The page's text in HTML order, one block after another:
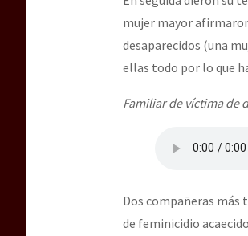
mujer mayor
desaparecidos (una
ellas todo por lo que
Familiar de víctima de
Dos compañeras
de feminicidio